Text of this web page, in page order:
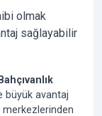
olmak
sağlayabilir
Bahçıvanlık
büyük avantaj
merkezlerinden